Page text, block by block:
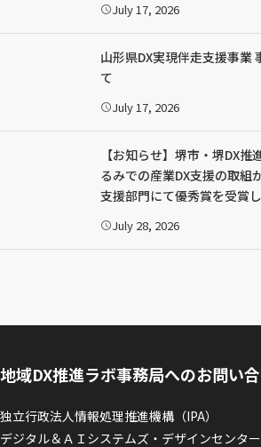
公
日
July 17, 2026
山形県DX実現伴走支援事業
て
公
日
July 17, 2026
【お知らせ】堺市・堺DX推
るみでの産業DX支援の取組
支援部門にて優秀賞を受賞
公
日
July 28, 2026
地域DX推進ラボ事務局へのお問い
独立行政法人情報処理推進機構（IPA）
デジタル＆ＡＩシステムズ・デザインセンター